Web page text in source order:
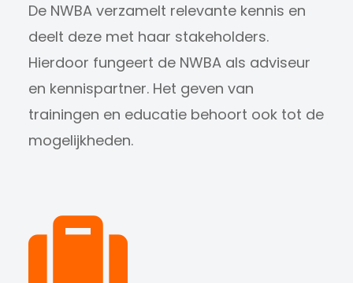
Kennis delen
De NWBA verzamelt relevante kennis en deelt
Lees meer...
De NWBA verzamelt relevante kennis en
deelt deze met haar stakeholders.
Hierdoor fungeert de NWBA als adviseur
en kennispartner. Het geven van
trainingen en educatie behoort ook tot de
mogelijkheden.